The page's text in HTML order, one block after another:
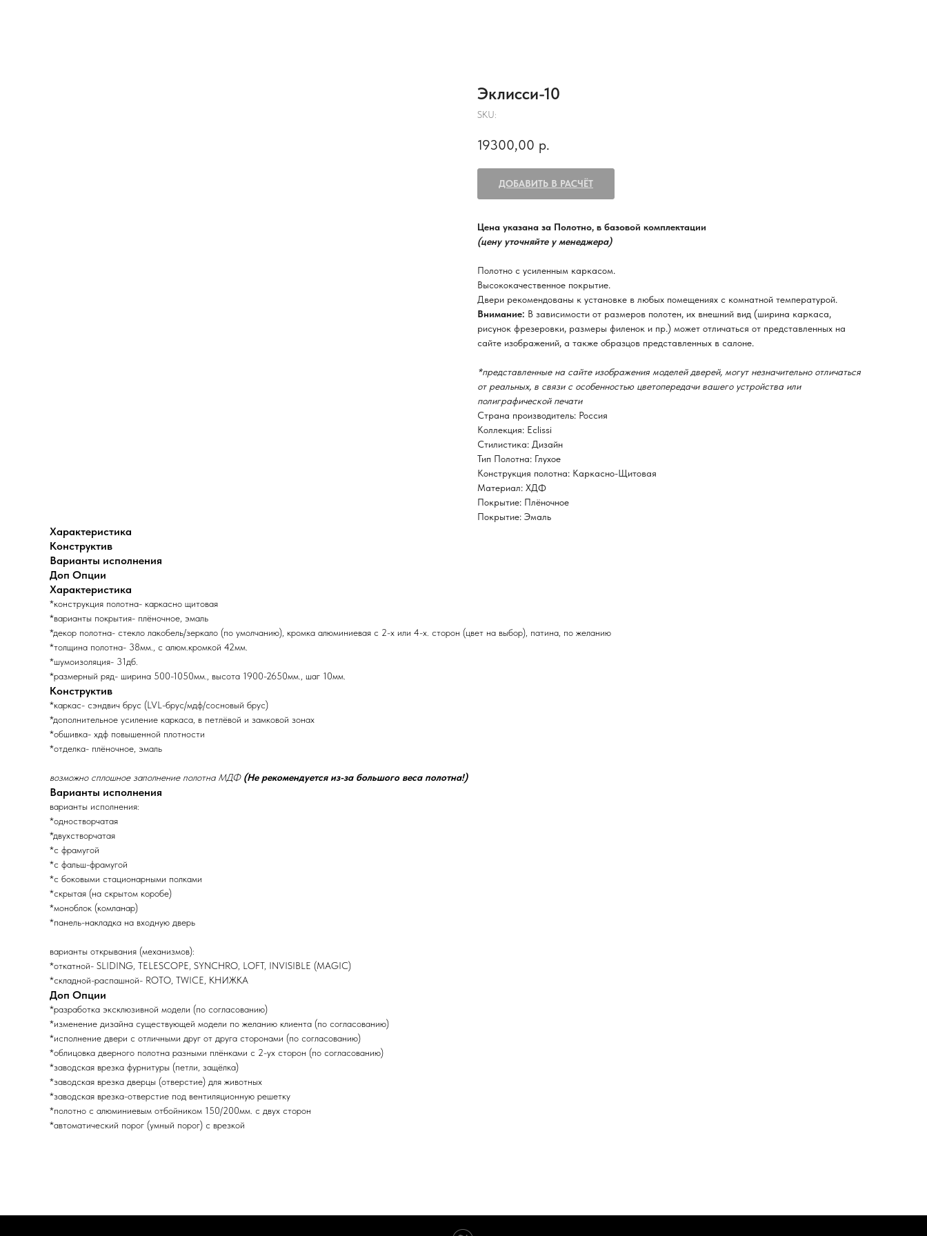
Эклисси-10
SKU:
19300,00 р.
ДОБАВИТЬ В РАСЧЁТ
Цена указана за Полотно, в базовой комплектации
(цену уточняйте у менеджера)
Полотно с усиленным каркасом.
Высококачественное покрытие.
Двери рекомендованы к установке в любых помещениях с комнатной температурой.
Внимание: В зависимости от размеров полотен, их внешний вид (ширина каркаса,
рисунок фрезеровки, размеры филенок и пр.) может отличаться от представленных на
сайте изображений, а также образцов представленных в салоне.
*представленные на сайте изображения моделей дверей, могут незначительно отличаться
от реальных, в связи с особенностью цветопередачи вашего устройства или
полиграфической печати
Страна производитель: Россия
Коллекция: Eclissi
Стилистика: Дизайн
Тип Полотна: Глухое
Конструкция полотна: Каркасно-Щитовая
Материал: ХДФ
Покрытие: Плёночное
Покрытие: Эмаль
Характеристика
Конструктив
Варианты исполнения
Доп Опции
Характеристика
*конструкция полотна- каркасно щитовая
*варианты покрытия- плёночное, эмаль
*декор полотна- стекло лакобель/зеркало (по умолчанию), кромка алюминиевая с 2-х или 4-х. сторон (цвет на выбор), патина, по желанию
*толщина полотна- 38мм., с алюм.кромкой 42мм.
*шумоизоляция- 31дб.
*размерный ряд- ширина 500-1050мм., высота 1900-2650мм., шаг 10мм.
Конструктив
*каркас- сэндвич брус (LVL-брус/мдф/сосновый брус)
*дополнительное усиление каркаса, в петлёвой и замковой зонах
*обшивка- хдф повышенной плотности
*отделка- плёночное, эмаль
возможно сплошное заполнение полотна МДФ (Не рекомендуется из-за большого веса полотна!)
Варианты исполнения
варианты исполнения:
*одностворчатая
*двухстворчатая
*с фрамугой
*с фальш-фрамугой
*с боковыми стационарными полками
*скрытая (на скрытом коробе)
*моноблок (комланар)
*панель-накладка на входную дверь
варианты открывания (механизмов):
*откатной- SLIDING, TELESCOPE, SYNCHRO, LOFT, INVISIBLE (MAGIC)
*складной-распашной- ROTO, TWICE, КНИЖКА
Доп Опции
*разработка эксклюзивной модели (по согласованию)
*изменение дизайна существующей модели по желанию клиента (по согласованию)
*исполнение двери с отличными друг от друга сторонами (по согласованию)
*облицовка дверного полотна разными плёнками с 2-ух сторон (по согласованию)
*заводская врезка фурнитуры (петли, защёлка)
*заводская врезка дверцы (отверстие) для животных
*заводская врезка-отверстие под вентиляционную решетку
*полотно с алюминиевым отбойником 150/200мм. с двух сторон
*автоматический порог (умный порог) с врезкой